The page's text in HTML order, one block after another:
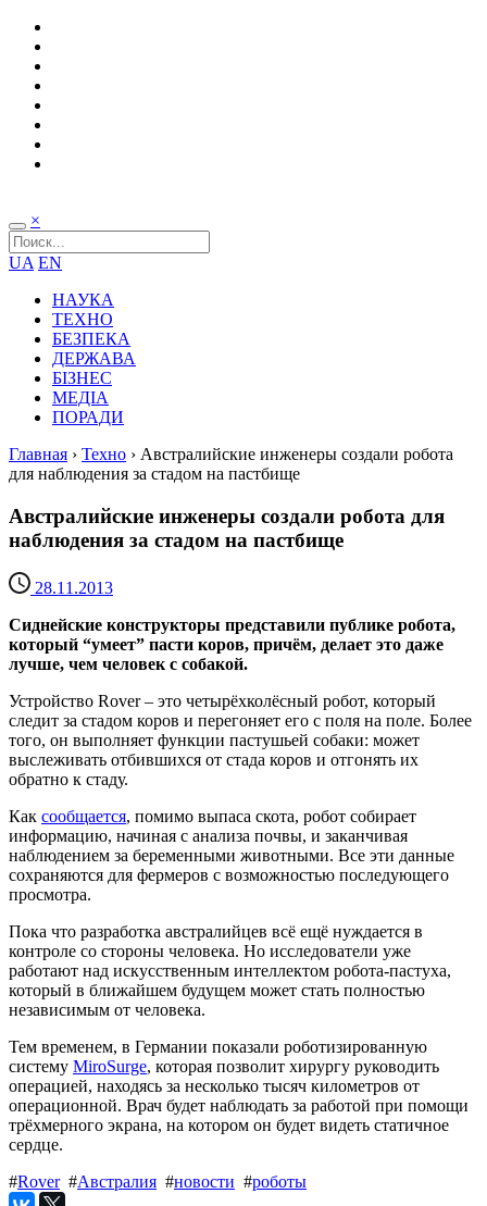
×
UA EN
НАУКА
ТЕХНО
БЕЗПЕКА
ДЕРЖАВА
БІЗНЕС
МЕДІА
ПОРАДИ
Главная › Техно › Австралийские инженеры создали робота
для наблюдения за стадом на пастбище
Австралийские инженеры создали робота для
наблюдения за стадом на пастбище
28.11.2013
Сиднейские конструкторы представили публике робота,
который “умеет” пасти коров, причём, делает это даже
лучше, чем человек с собакой.
Устройство Rover – это четырёхколёсный робот, который
следит за стадом коров и перегоняет его с поля на поле. Более
того, он выполняет функции пастушьей собаки: может
выслеживать отбившихся от стада коров и отгонять их
обратно к стаду.
Как сообщается, помимо выпаса скота, робот собирает
информацию, начиная с анализа почвы, и заканчивая
наблюдением за беременными животными. Все эти данные
сохраняются для фермеров с возможностью последующего
просмотра.
Пока что разработка австралийцев всё ещё нуждается в
контроле со стороны человека. Но исследователи уже
работают над искусственным интеллектом робота-пастуха,
который в ближайшем будущем может стать полностью
независимым от человека.
Тем временем, в Германии показали роботизированную
систему MiroSurge, которая позволит хирургу руководить
операцией, находясь за несколько тысяч километров от
операционной. Врач будет наблюдать за работой при помощи
трёхмерного экрана, на котором он будет видеть статичное
сердце.
#Rover#Австралия #новости #роботы